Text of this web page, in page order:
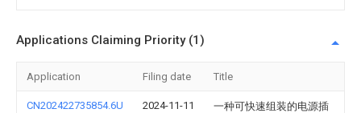
Applications Claiming Priority (1)
Application Filing date Title
CN202422735854.6U 2024-11-11
一种可快速组装的电源插